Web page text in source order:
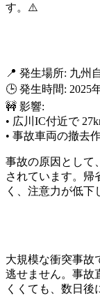
す。⚠️
📍 発生場所: 九州
🕒 発生時間: 2025
🚧 影響:
• 広川IC付近で
• 事故車両の撤去
事故の原因として
されています。帰
く、注意力が低下
大規模な衝突事故
逃せません。事故
くくても、数日後